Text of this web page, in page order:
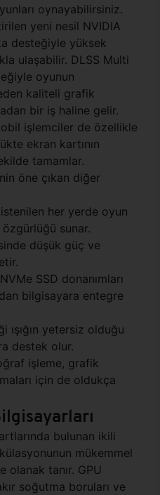
oynayabilirsiniz.
yeni nesil NVIDIA
desteğiyle yüksek
ulaşabilir. DLSS Multi
oyunun
kaliteli grafik
bir iş haline gelir.
işlemciler de özellikle
ekran kartının
tamamlar.
öne çıkan diğer
her yerde oyun
sunar.
düşük güç ve
SSD donanımları
bilgisayara entegre
ışığın yetersiz olduğu
destek olur.
işleme, grafik
için de oldukça
bulunan ikili
mükemmel
olanak tanır. GPU
soğutma boruları ve